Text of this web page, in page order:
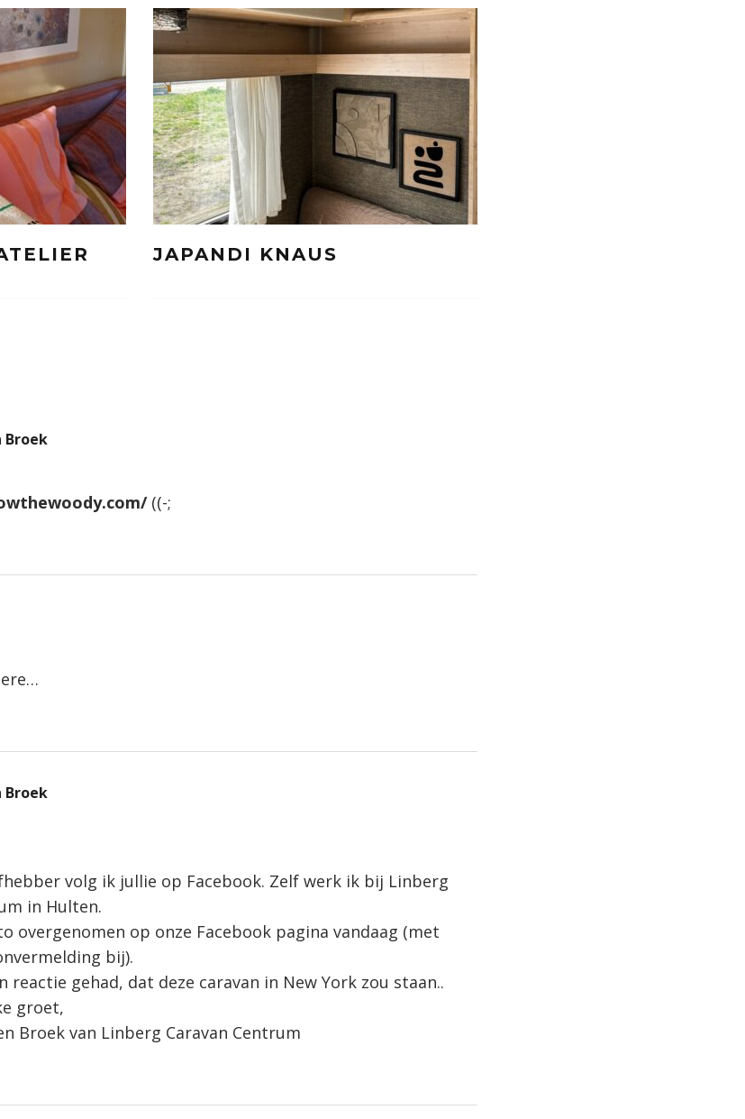
JAPANDI KNAUS
Broek
((-;
Broek
volg ik jullie op Facebook. Zelf werk ik bij Linberg
in Hulten.
overgenomen op onze Facebook pagina vandaag (met
bij).
reactie gehad, dat deze caravan in New York zou staan..
groet,
Broek van Linberg Caravan Centrum